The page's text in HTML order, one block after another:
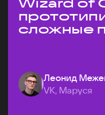
Wizard of
сложные
Леонид
VK, Маруся